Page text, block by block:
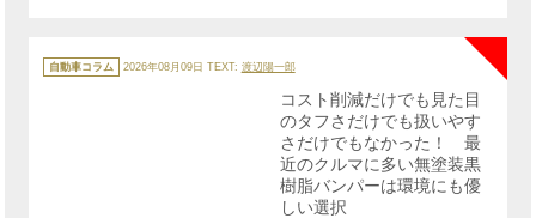
テ
ゴ
自動車コラム 2026年08月09日 TEXT: 渡辺陽一郎
コスト削減だけでも見た目
のタフさだけでも扱いやす
さだけでもなかった！ 最
近のクルマに多い無塗装黒
樹脂バンパーは環境にも優
しい選択